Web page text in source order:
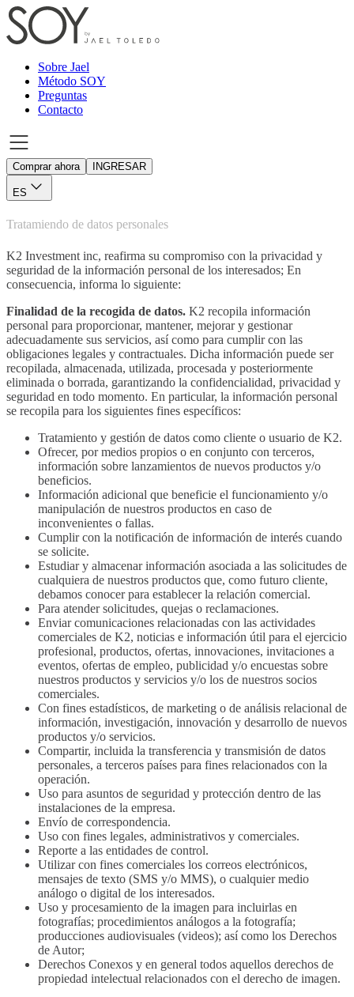
Sobre Jael
Método SOY
Preguntas
Contacto
Comprar ahora INGRESAR
ES
Tratamiendo de datos personales
K2 Investment inc, reafirma su compromiso con la privacidad y
seguridad de la información personal de los interesados; En
consecuencia, informa lo siguiente:
Finalidad de la recogida de datos. K2 recopila información
personal para proporcionar, mantener, mejorar y gestionar
adecuadamente sus servicios, así como para cumplir con las
obligaciones legales y contractuales. Dicha información puede ser
recopilada, almacenada, utilizada, procesada y posteriormente
eliminada o borrada, garantizando la confidencialidad, privacidad y
seguridad en todo momento. En particular, la información personal
se recopila para los siguientes fines específicos:
Tratamiento y gestión de datos como cliente o usuario de K2.
Ofrecer, por medios propios o en conjunto con terceros,
información sobre lanzamientos de nuevos productos y/o
beneficios.
Información adicional que beneficie el funcionamiento y/o
manipulación de nuestros productos en caso de
inconvenientes o fallas.
Cumplir con la notificación de información de interés cuando
se solicite.
Estudiar y almacenar información asociada a las solicitudes de
cualquiera de nuestros productos que, como futuro cliente,
debamos conocer para establecer la relación comercial.
Para atender solicitudes, quejas o reclamaciones.
Enviar comunicaciones relacionadas con las actividades
comerciales de K2, noticias e información útil para el ejercicio
profesional, productos, ofertas, innovaciones, invitaciones a
eventos, ofertas de empleo, publicidad y/o encuestas sobre
nuestros productos y servicios y/o los de nuestros socios
comerciales.
Con fines estadísticos, de marketing o de análisis relacional de
información, investigación, innovación y desarrollo de nuevos
productos y/o servicios.
Compartir, incluida la transferencia y transmisión de datos
personales, a terceros países para fines relacionados con la
operación.
Uso para asuntos de seguridad y protección dentro de las
instalaciones de la empresa.
Envío de correspondencia.
Uso con fines legales, administrativos y comerciales.
Reporte a las entidades de control.
Utilizar con fines comerciales los correos electrónicos,
mensajes de texto (SMS y/o MMS), o cualquier medio
análogo o digital de los interesados.
Uso y procesamiento de la imagen para incluirlas en
fotografías; procedimientos análogos a la fotografía;
producciones audiovisuales (videos); así como los Derechos
de Autor;
Derechos Conexos y en general todos aquellos derechos de
propiedad intelectual relacionados con el derecho de imagen.